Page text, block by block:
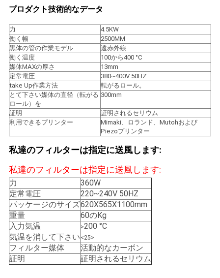
ー
ス
す
べ
て
の
場
合
COMPANY
NEWS
地
図
プロダクト技術的なデータ
力
4.5KW
働く幅
2500MM
黒体の管の作業モデル
遠赤外線
働く温度
100から400 °C
媒体MAXの厚さ
13mm
定常電圧
380~400V 50HZ
take Up作業方法
転がるロール。
とて下さい媒体の直径（転がる
ロール）を
300mm
証明
証明されるセリウム
利用できるプリンター
Mimaki、ロランド、Mutohおよび
Piezoプリンター
私達のフィルターは指定に送風します:
私達のフィルターは指定に送風します:
力
360W
定常電圧
220~240V 50HZ
パッケージのサイズ620X565X1100mm
重量
60のKg
入力気温
>200 °C
気温を消して下さい <25>
フィルター媒体
活動的なカーボン
証明
証明されるセリウム